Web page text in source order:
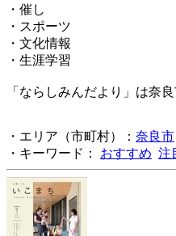
・催し
・スポーツ
・文化情報
・生涯学習
「ならしみんだより」は奈
・エリア（市町村）： 奈良市
・キーワード： おすすめ 注